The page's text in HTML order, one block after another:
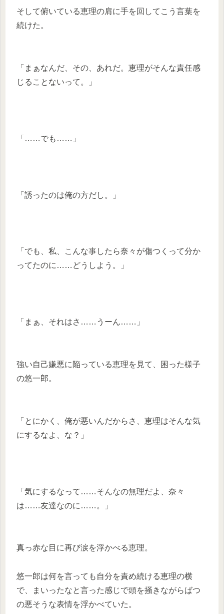
そして俯いている恵理の肩に手を回してこう言葉を
続けた。
「まぁなんだ、その、あれだ。恵理がそんな責任感
じることないって。」
「……でも……」
「誘ったのは俺の方だし。」
「でも、私、こんな事したら奈々が傷つくって分か
ってたのに……どうしよう。」
「まぁ、それはさ……うーん……」
強い自己嫌悪に陥っている恵理を見て、困った様子
の悠一郎。
「とにかく、俺が悪いんだからさ、恵理はそんな気
にするなよ、な？」
「気にするなって……そんなの無理だよ、奈々
は……友達なのに……。」
真っ赤な目に再び涙を浮かべる恵理。
悠一郎は何を言っても自分を責め続ける恵理の横
で、まいったなと言った感じで頭を掻きながらばつ
の悪そうな表情を浮かべていた。